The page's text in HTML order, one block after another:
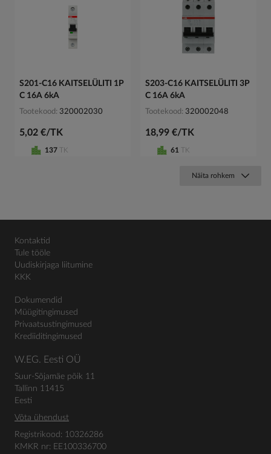
S201-C16 KAITSELÜLITI 1P
C 16A 6kA
Tootekood 320002030
5,02 €/TK
137 TK
S203-C16 KAITSELÜLITI 3P
C 16A 6kA
Tootekood 320002048
18,99 €/TK
61 TK
Näita rohkem
Kontaktid
Tule tööle
Uudiskirjaga liitumine
KKK
Dokumendid
Müügitingimused
Privaatsustingimused
Krediiditingimused
W.EG. Eesti OÜ
Suur-Sõjamäe põik 11
Tallinn 11415
Eesti
Võta ühendust
Registrikood: 10326286
KMKR nr: EE100336700